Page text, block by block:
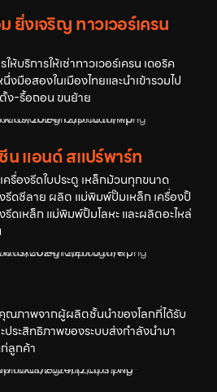
ยิ่งเจริญ ทาวเวอร์เครน
ห้บริการให้เช่าทาวเวอร์เครน เดอริค
มือสองในเมืองไทยและนำเข้ารวมไป
ง-รื้อถอน ขนย้าย
แอนด์ สแปร์พาร์ท
ครื่องรีดใบประตู เหล็กม้วนทุกขนาด
รีดซีลาย ผลิต แม่พิมพ์ปั๊มเหล็ก เครื่องปั้
รีดเหล็ก แม่พิมพ์ปั้มโลหะ และผลิตอะไหล่
ณภาพจากผู้ผลิตชั้นนำของโลกที่ได้รับ
ประสิทธิภาพของระบบส่งกำลังนำมา
ลูกค้า